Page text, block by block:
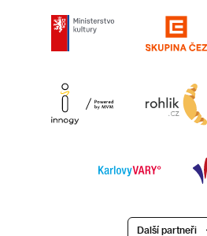
Další partneři